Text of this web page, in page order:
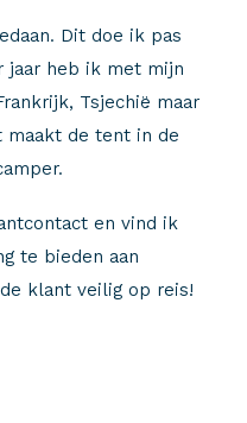
Dit doe ik pas
jaar heb ik met mijn
Tsjechië maar
maakt de tent in de
en vind ik
te bieden aan
klant veilig op reis!